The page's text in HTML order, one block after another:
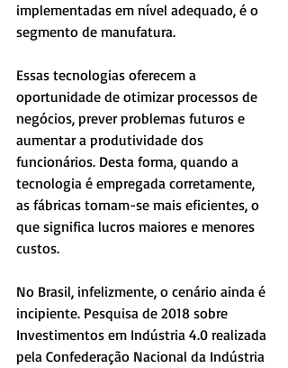
implementadas em nível adequado, é o
segmento de manufatura.
Essas tecnologias oferecem a
oportunidade de otimizar processos de
negócios, prever problemas futuros e
aumentar a produtividade dos
funcionários. Desta forma, quando a
tecnologia é empregada corretamente,
as fábricas tornam-se mais eficientes, o
que significa lucros maiores e menores
custos.
No Brasil, infelizmente, o cenário ainda é
incipiente. Pesquisa de 2018 sobre
Investimentos em Indústria 4.0 realizada
pela Confederação Nacional da Indústria